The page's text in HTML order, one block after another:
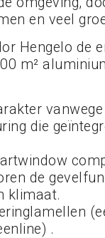
en veel
Hengelo de
m²
die
de
klimaat.
.